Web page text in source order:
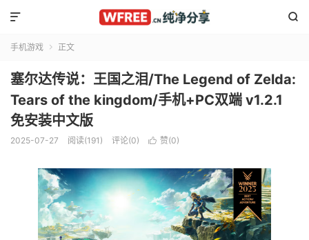


手机游戏  正文
塞尔达传说：王国之泪/The Legend of Zelda:
Tears of the kingdom/手机+PC双端 v1.2.1
免安装中文版
2025-07-27 阅读(191) 评论(0)  赞(0)